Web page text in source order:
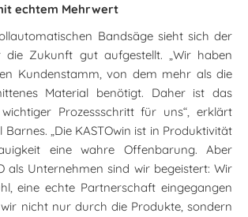
echtem Mehrwert
Bandsäge sieht sich der
die Zukunft gut aufgestellt. „Wir haben
Kundenstamm, von dem mehr als die
Material benötigt. Daher ist das
Prozessschritt für uns“, erklärt
Barnes. „Die KASTOwin ist in Produktivität
eine wahre Offenbarung. Aber
als Unternehmen sind wir begeistert: Wir
eine echte Partnerschaft eingegangen
nicht nur durch die Produkte, sondern